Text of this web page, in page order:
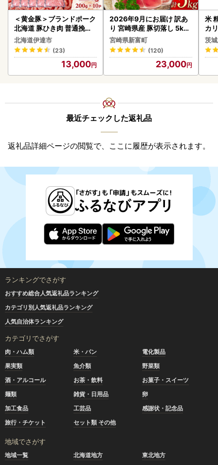
＜黄金豚＞ブランドポーク
北海道 豚ひき肉 普通挽き
200g 10パック 計2kg
北海道伊達市
(23)
13,000
2026年9月にお届け 訳あ
り 宮崎県産 豚切落し 5kg
C325-2506-2609
宮崎県新富町
(120)
23,000
米
カ
茨
最近チェックした返礼品
返礼品詳細ページの閲覧で、ここに履歴が表示されます。
ランキングでさがす
おすすめ総合人気返礼品ランキング
カテゴリ別人気返礼品ランキング
人気自治体ランキング
カテゴリでさがす
肉・ハム類 米・パン
電化製品
果実類
魚介類
野菜類
酒・アルコール
お茶・飲料
お菓子・スイーツ
麺類
雑貨・日用品
卵
加工食品
工芸品
感謝状・記念品
旅行・チケット
セット類 その他
地域でさがす
地域一覧 北海道地方
東北地方